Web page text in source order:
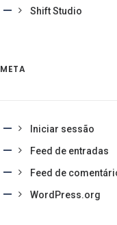
Shift Studio
META
Iniciar sessão
Feed de entradas
Feed de
WordPress.org